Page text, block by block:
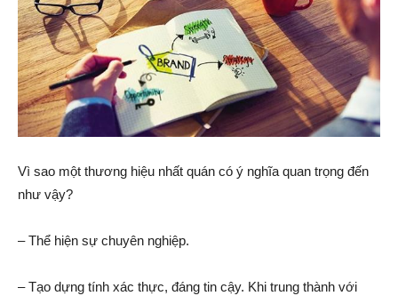
Vì sao một thương hiệu nhất quán có ý nghĩa quan trọng đến
như vậy?
– Thể hiện sự chuyên nghiệp.
– Tạo dựng tính xác thực, đáng tin cậy. Khi trung thành với